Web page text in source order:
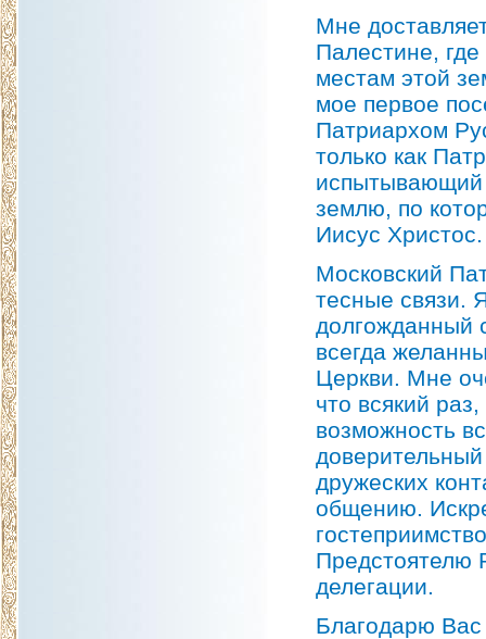
Мне
Палестине,
местам этой
мое первое
Патриархом
только как
испытывающий
землю, по
Иисус Христос.
Московский
тесные связи.
долгожданный
всегда
Церкви. Мне
что всякий
возможность
дружеских
общению.
Предстоятелю
делегации.
Благодарю